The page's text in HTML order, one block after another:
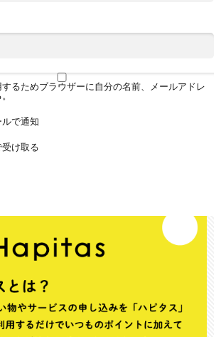
るためブラウザーに自分の名前、メールアドレ
で通知
け取る